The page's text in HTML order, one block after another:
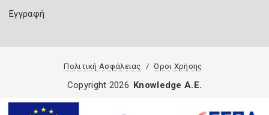
Εγγραφή
Πολιτική Ασφάλειας Όροι Χρήσης
Copyright 2026 Knowledge A.E.